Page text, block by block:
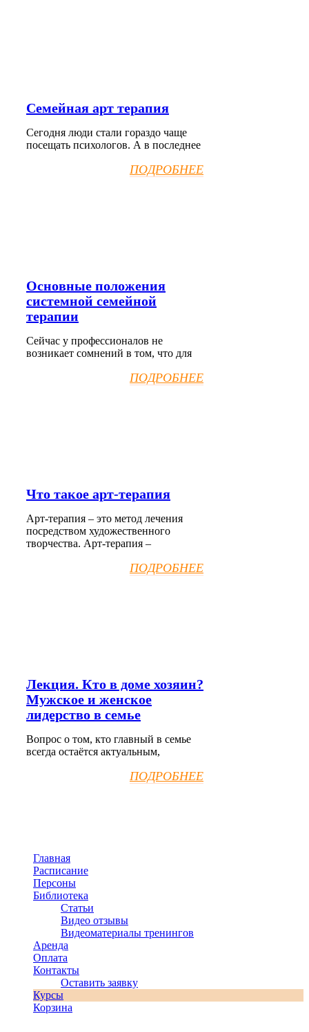
Семейная арт терапия
Сегодня люди стали гораздо чаще
посещать психологов. А в последнее
ПОДРОБНЕЕ
Основные положения
системной семейной
терапии
Сейчас у профессионалов не
возникает сомнений в том, что для
ПОДРОБНЕЕ
Что такое арт-терапия
Арт-терапия – это метод лечения
посредством художественного
творчества. Арт-терапия –
ПОДРОБНЕЕ
Лекция. Кто в доме хозяин?
Мужское и женское
лидерство в семье
Вопрос о том, кто главный в семье
всегда остаётся актуальным,
ПОДРОБНЕЕ
Главная
Расписание
Персоны
Библиотека
Статьи
Видео отзывы
Видеоматериалы тренингов
Аренда
Оплата
Контакты
Оставить заявку
Курсы
Корзина